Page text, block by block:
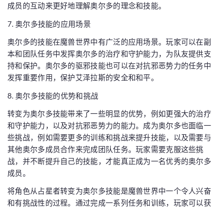
成员的互动来更好地理解奥尔多的理念和技能。
7. 奥尔多技能的应用场景
奥尔多的技能在魔兽世界中有广泛的应用场景。玩家可以在副
本和团队任务中发挥奥尔多的治疗和守护能力，为队友提供支
持和保护。奥尔多的驱邪技能也可以在对抗邪恶势力的任务中
发挥重要作用，保护艾泽拉斯的安全和和平。
8. 奥尔多技能的优势和挑战
转变为奥尔多技能带来了一些明显的优势，例如更强大的治疗
和守护能力，以及对抗邪恶势力的能力。成为奥尔多也面临一
些挑战，例如需要更多的训练和挑战来提升技能，以及需要与
其他奥尔多成员合作来完成团队任务。玩家需要克服这些挑
战，并不断提升自己的技能，才能真正成为一名优秀的奥尔多
成员。
将角色从占星者转变为奥尔多技能是魔兽世界中一个令人兴奋
和有挑战性的过程。通过完成一系列任务和训练，玩家可以获